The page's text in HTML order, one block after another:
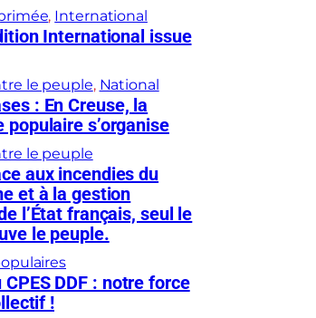
, International
International issue
le peuple, National
: En Creuse, la
populaire s’organise
le peuple
aux incendies du
et à la gestion
l’État français, seul le
le peuple.
DDF : notre force
!